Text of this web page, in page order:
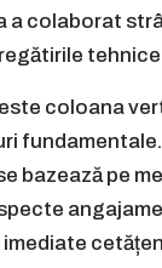
a colaborat
coloana
bazează pe